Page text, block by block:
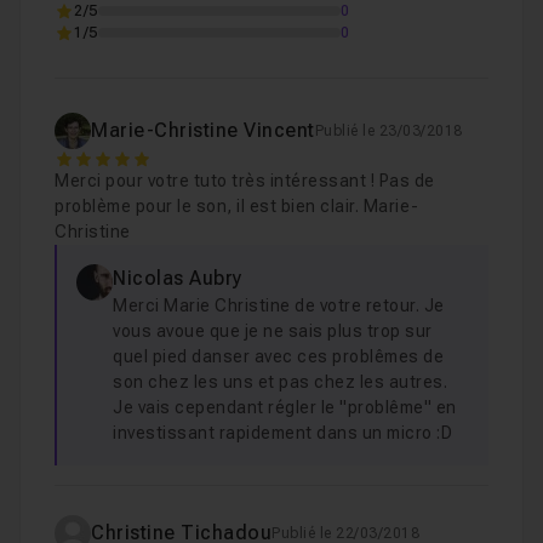
2/5
0
1/5
0
Marie-Christine Vincent Publié le 23/03/2018
5
Merci pour votre tuto très intéressant ! Pas de
problème pour le son, il est bien clair. Marie-
Christine
Nicolas Aubry
Merci Marie Christine de votre retour. Je
vous avoue que je ne sais plus trop sur
quel pied danser avec ces problêmes de
son chez les uns et pas chez les autres.
Je vais cependant régler le "problême" en
investissant rapidement dans un micro :D
Christine Tichadou Publié le 22/03/2018